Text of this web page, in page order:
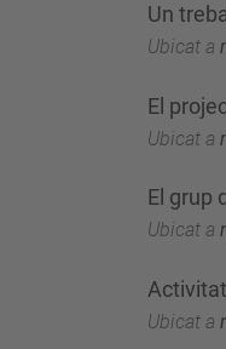
Un
Ubicat a
El
Ubicat a
El grup
Ubicat a
Ubicat a